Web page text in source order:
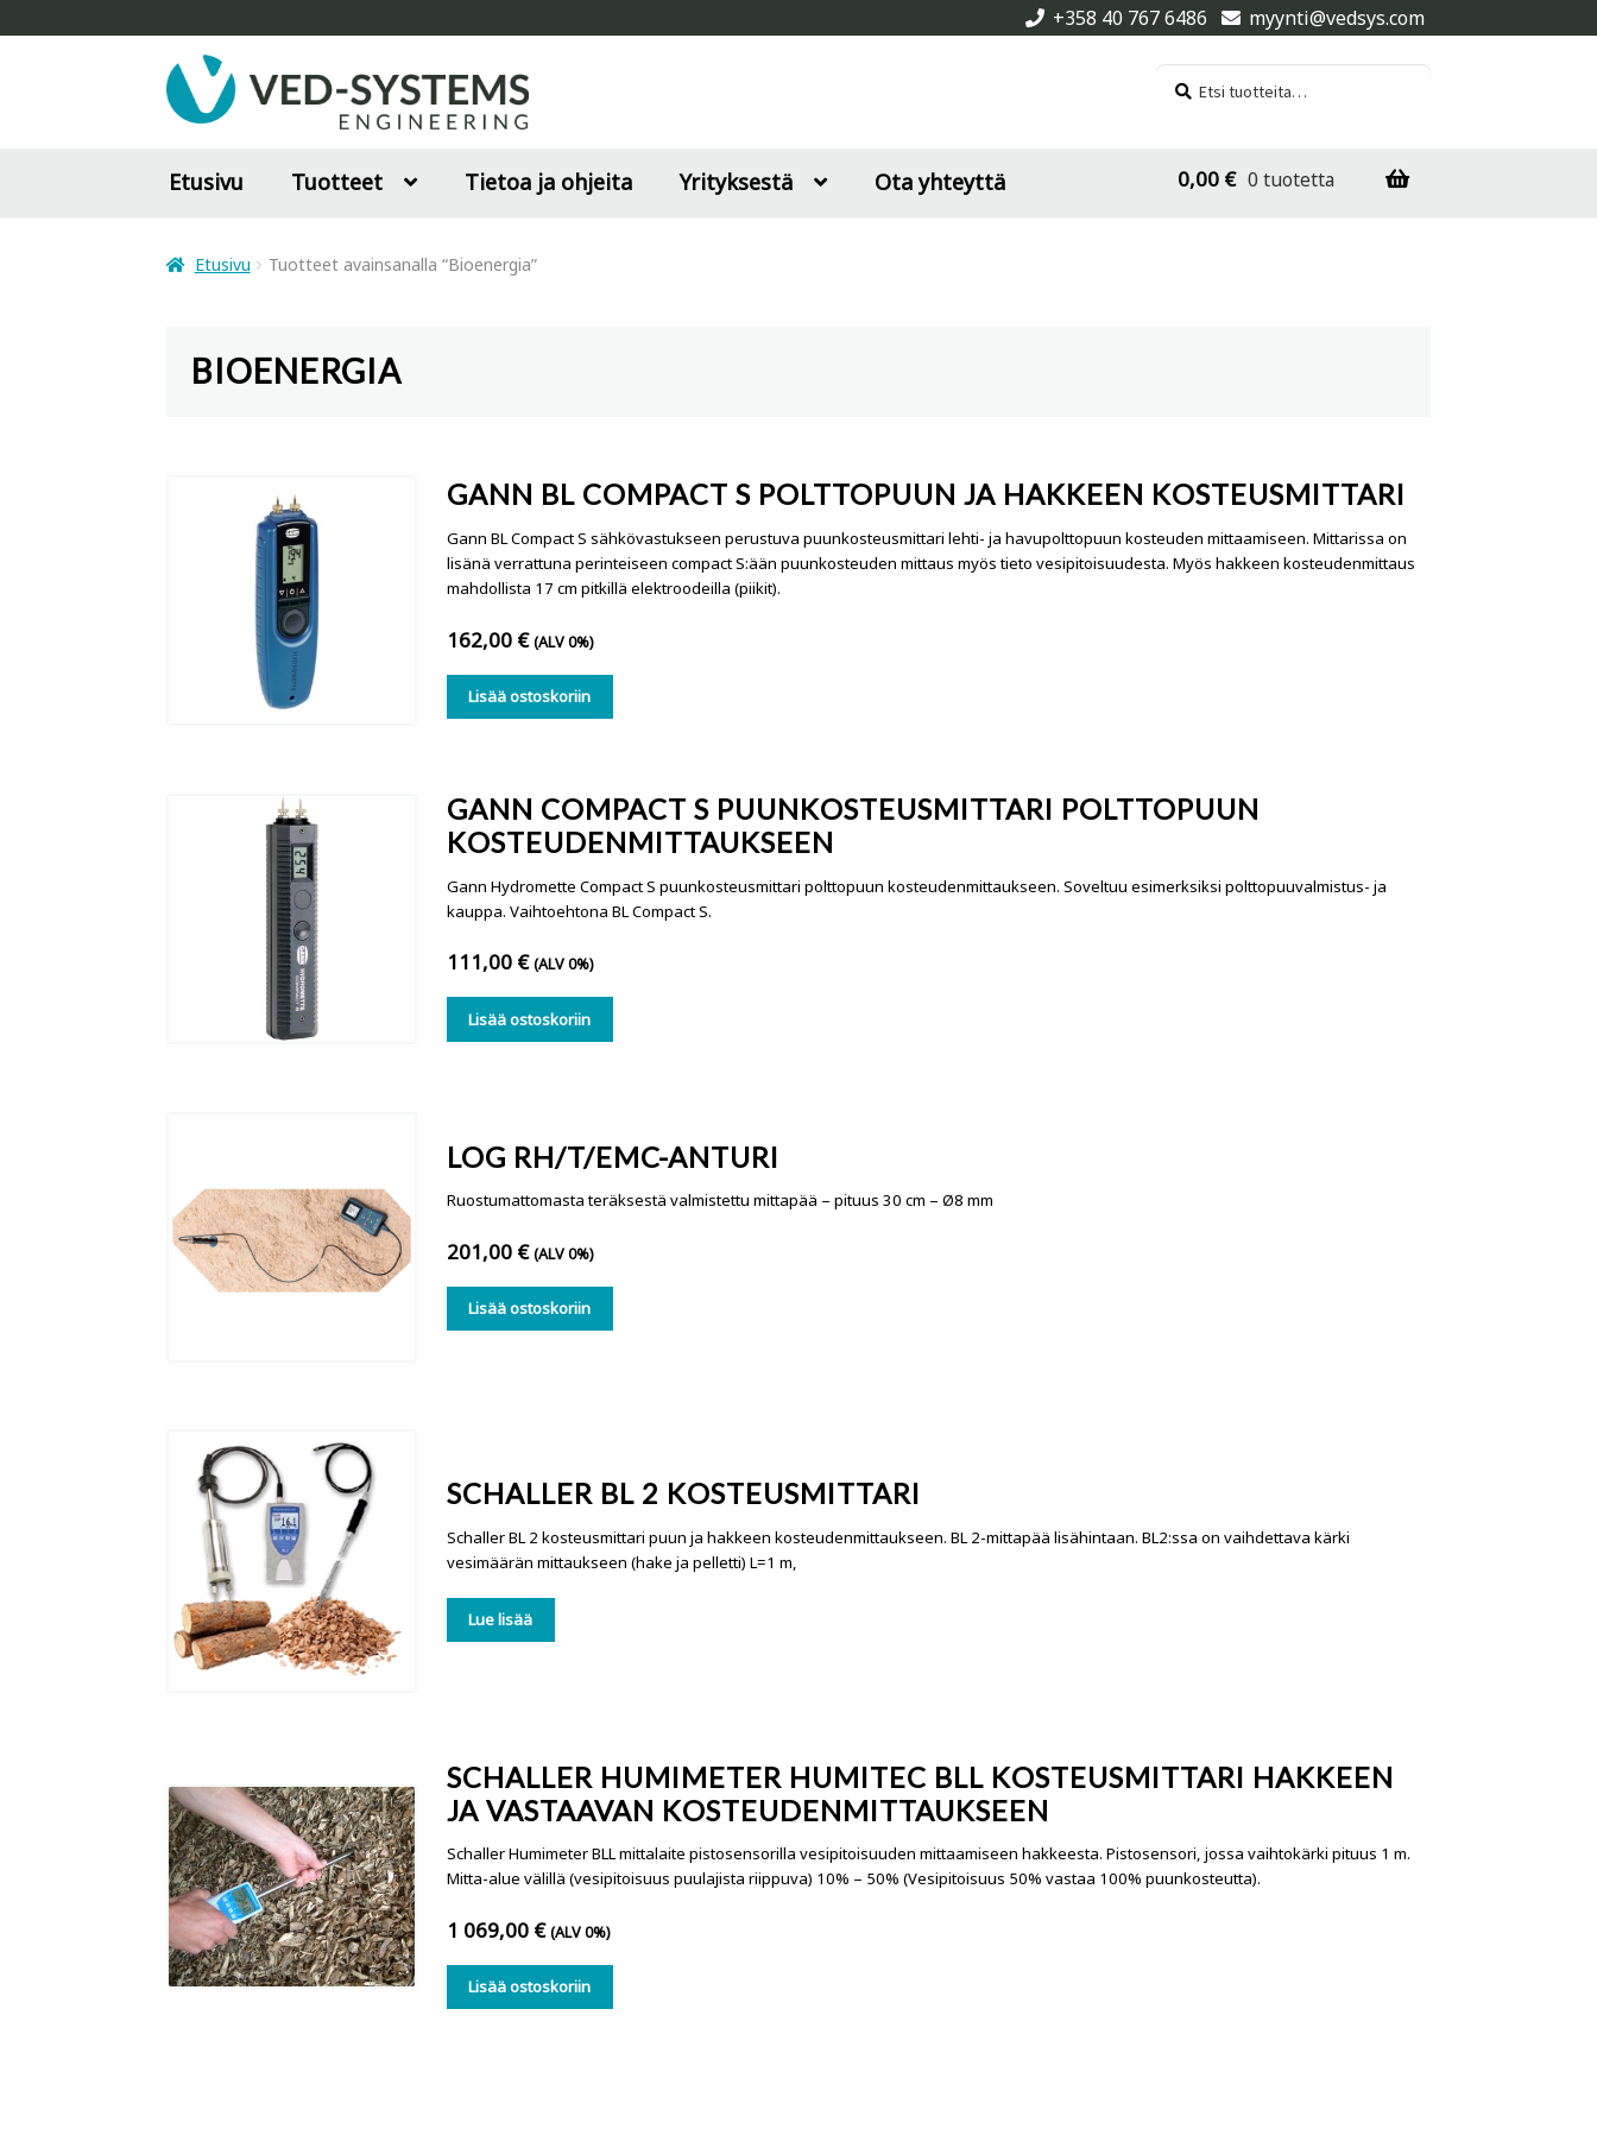
+358 40 767 6486
myynti@vedsys.com
Siirry
navigointiin
Siirry
sisältöön
Etusivu Tuotteet Tietoa ja ohjeita Yrityksestä Ota yhteyttä 0,00 € 0 tuotetta
Etusivu Tuotteet avainsanalla “Bioenergia”
BIOENERGIA
GANN BL COMPACT S POLTTOPUUN JA HAKKEEN KOSTEUSMITTARI
Gann BL Compact S sähkövastukseen perustuva puunkosteusmittari lehti- ja havupolttopuun kosteuden mittaamiseen. Mittarissa on
lisänä verrattuna perinteiseen compact S:ään puunkosteuden mittaus myös tieto vesipitoisuudesta. Myös hakkeen kosteudenmittaus
mahdollista 17 cm pitkillä elektroodeilla (piikit).
162,00 € (ALV 0%)
Lisää ostoskoriin
GANN COMPACT S PUUNKOSTEUSMITTARI POLTTOPUUN
KOSTEUDENMITTAUKSEEN
Gann Hydromette Compact S puunkosteusmittari polttopuun kosteudenmittaukseen. Soveltuu esimerksiksi polttopuuvalmistus- ja
kauppa. Vaihtoehtona BL Compact S.
111,00 € (ALV 0%)
Lisää ostoskoriin
LOG RH/T/EMC-ANTURI
Ruostumattomasta teräksestä valmistettu mittapää – pituus 30 cm – Ø8 mm
201,00 € (ALV 0%)
Lisää ostoskoriin
SCHALLER BL 2 KOSTEUSMITTARI
Schaller BL 2 kosteusmittari puun ja hakkeen kosteudenmittaukseen. BL 2-mittapää lisähintaan. BL2:ssa on vaihdettava kärki
vesimäärän mittaukseen (hake ja pelletti) L=1 m,
Lue lisää
SCHALLER HUMIMETER HUMITEC BLL KOSTEUSMITTARI HAKKEEN
JA VASTAAVAN KOSTEUDENMITTAUKSEEN
Schaller Humimeter BLL mittalaite pistosensorilla vesipitoisuuden mittaamiseen hakkeesta. Pistosensori, jossa vaihtokärki pituus 1 m.
Mitta-alue välillä (vesipitoisuus puulajista riippuva) 10% – 50% (Vesipitoisuus 50% vastaa 100% puunkosteutta).
1 069,00 € (ALV 0%)
Lisää ostoskoriin